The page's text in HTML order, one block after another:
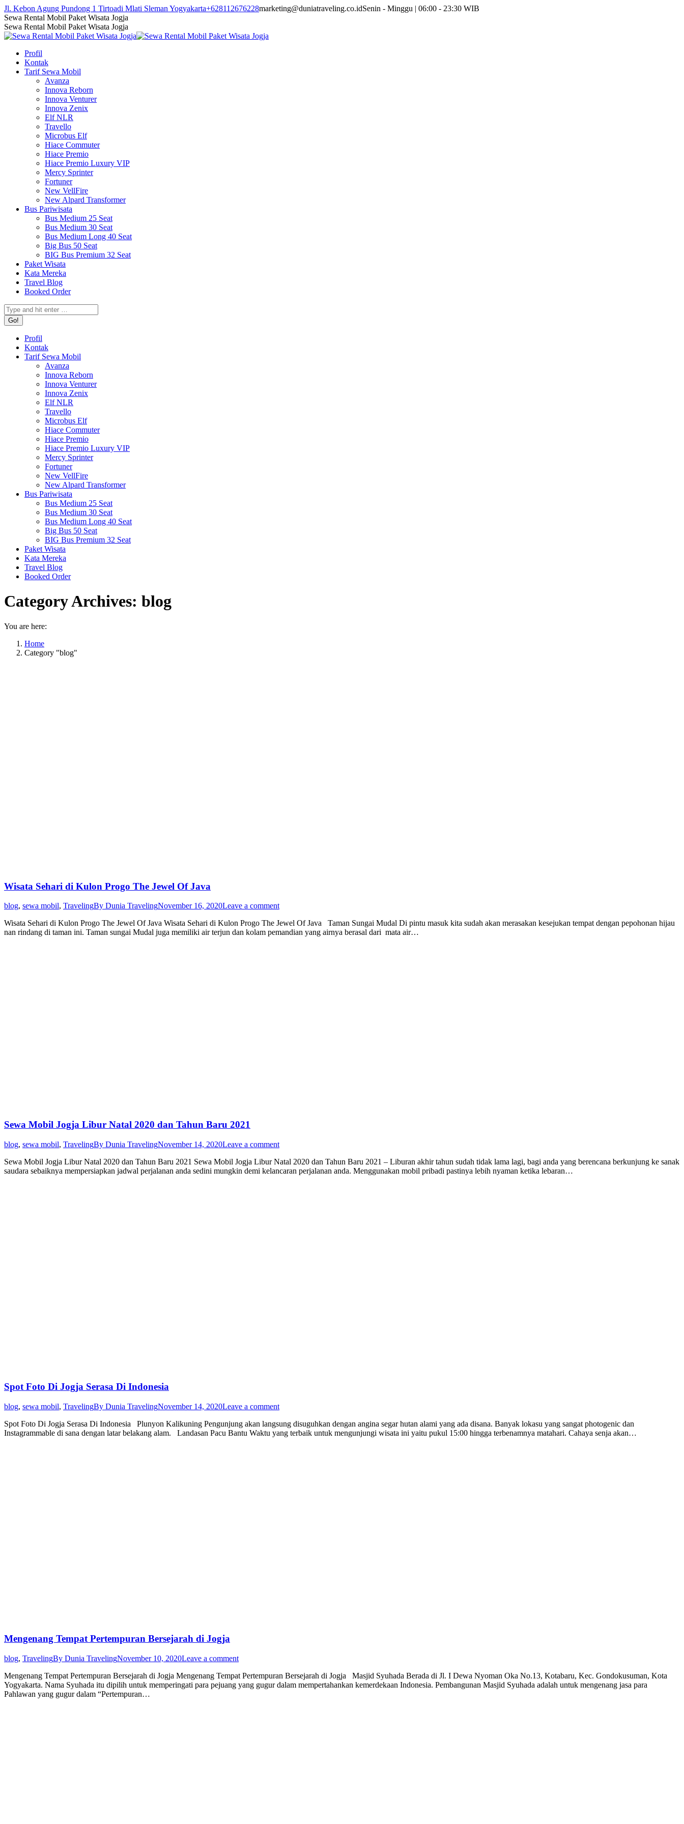
Skip
to
content
Jl. Kebon Agung Pundong 1 Tirtoadi Mlati Sleman Yogyakarta+628112676228marketing@duniatraveling.co.idSenin - Minggu | 06:00 - 23:30 WIB
Facebook
page
opens
new
window
Twitter
page
opens
new
window
Instagram
page
opens
new
window
YouTube
page
opens
new
window
Sewa Rental Mobil Paket Wisata Jogja
Sewa Rental Mobil Paket Wisata Jogja
Profil
Kontak
Tarif Sewa Mobil
Avanza
Innova Reborn
Innova Venturer
Innova Zenix
Elf NLR
Travello
Microbus Elf
Hiace Commuter
Hiace Premio
Hiace Premio Luxury VIP
Mercy Sprinter
Fortuner
New VellFire
New Alpard Transformer
Bus Pariwisata
Bus Medium 25 Seat
Bus Medium 30 Seat
Bus Medium Long 40 Seat
Big Bus 50 Seat
BIG Bus Premium 32 Seat
Paket Wisata
Kata Mereka
Travel Blog
Booked Order
Search:
Profil
Kontak
Tarif Sewa Mobil
Avanza
Innova Reborn
Innova Venturer
Innova Zenix
Elf NLR
Travello
Microbus Elf
Hiace Commuter
Hiace Premio
Hiace Premio Luxury VIP
Mercy Sprinter
Fortuner
New VellFire
New Alpard Transformer
Bus Pariwisata
Bus Medium 25 Seat
Bus Medium 30 Seat
Bus Medium Long 40 Seat
Big Bus 50 Seat
BIG Bus Premium 32 Seat
Paket Wisata
Kata Mereka
Travel Blog
Booked Order
Category Archives: blog
You are here:
Home
Category "blog"
Wisata Sehari di Kulon Progo The Jewel Of Java
blog, sewa mobil, TravelingBy Dunia TravelingNovember 16, 2020Leave a comment
Wisata Sehari di Kulon Progo The Jewel Of Java Wisata Sehari di Kulon Progo The Jewel Of Java Taman Sungai Mudal Di pintu masuk kita sudah akan merasakan kesejukan tempat dengan pepohonan hijau
nan rindang di taman ini. Taman sungai Mudal juga memiliki air terjun dan kolam pemandian yang airnya berasal dari mata air…
Sewa Mobil Jogja Libur Natal 2020 dan Tahun Baru 2021
blog, sewa mobil, TravelingBy Dunia TravelingNovember 14, 2020Leave a comment
Sewa Mobil Jogja Libur Natal 2020 dan Tahun Baru 2021 Sewa Mobil Jogja Libur Natal 2020 dan Tahun Baru 2021 – Liburan akhir tahun sudah tidak lama lagi, bagi anda yang berencana berkunjung ke sanak
saudara sebaiknya mempersiapkan jadwal perjalanan anda sedini mungkin demi kelancaran perjalanan anda. Menggunakan mobil pribadi pastinya lebih nyaman ketika lebaran…
Spot Foto Di Jogja Serasa Di Indonesia
blog, sewa mobil, TravelingBy Dunia TravelingNovember 14, 2020Leave a comment
Spot Foto Di Jogja Serasa Di Indonesia Plunyon Kalikuning Pengunjung akan langsung disuguhkan dengan angina segar hutan alami yang ada disana. Banyak lokasu yang sangat photogenic dan
Instagrammable di sana dengan latar belakang alam. Landasan Pacu Bantu Waktu yang terbaik untuk mengunjungi wisata ini yaitu pukul 15:00 hingga terbenamnya matahari. Cahaya senja akan…
Mengenang Tempat Pertempuran Bersejarah di Jogja
blog, TravelingBy Dunia TravelingNovember 10, 2020Leave a comment
Mengenang Tempat Pertempuran Bersejarah di Jogja Mengenang Tempat Pertempuran Bersejarah di Jogja Masjid Syuhada Berada di Jl. I Dewa Nyoman Oka No.13, Kotabaru, Kec. Gondokusuman, Kota
Yogyakarta. Nama Syuhada itu dipilih untuk memperingati para pejuang yang gugur dalam mempertahankan kemerdekaan Indonesia. Pembangunan Masjid Syuhada adalah untuk mengenang jasa para
Pahlawan yang gugur dalam “Pertempuran…